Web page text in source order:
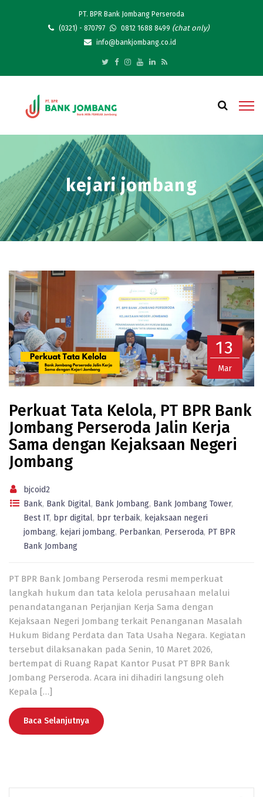
PT. BPR Bank Jombang Perseroda
(0321) - 870797
0812 1688 8499 (chat only)
info@bankjombang.co.id
kejari jombang
13
Mar
Perkuat Tata Kelola, PT BPR Bank
Jombang Perseroda Jalin Kerja
Sama dengan Kejaksaan Negeri
Jombang
bjcoid2
Bank, Bank Digital, Bank Jombang, Bank Jombang Tower,
Best IT, bpr digital, bpr terbaik, kejaksaan negeri
jombang, kejari jombang, Perbankan, Perseroda, PT BPR
Bank Jombang
PT BPR Bank Jombang Perseroda resmi memperkuat
langkah hukum dan tata kelola perusahaan melalui
penandatanganan Perjanjian Kerja Sama dengan
Kejaksaan Negeri Jombang terkait Penanganan Masalah
Hukum Bidang Perdata dan Tata Usaha Negara. Kegiatan
tersebut dilaksanakan pada Senin, 10 Maret 2026,
bertempat di Ruang Rapat Kantor Pusat PT BPR Bank
Jombang Perseroda. Acara ini dihadiri langsung oleh
Kepala […]
Baca Selanjutnya